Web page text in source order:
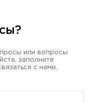
или вопросы
заполните
с нами.